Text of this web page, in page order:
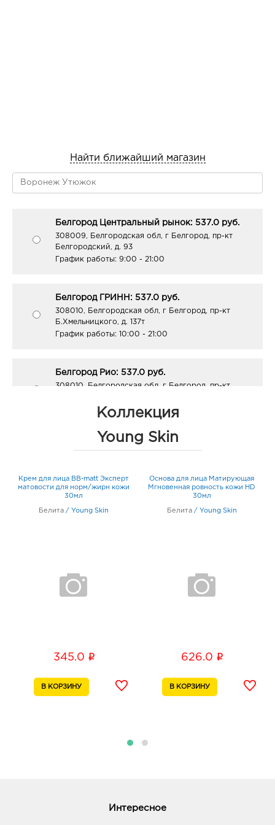
Найти ближайший магазин
Белгород Центральный рынок: 537.0 руб.
308009, Белгородская обл, г Белгород, пр-кт
Белгородский, д. 93
График работы: 9:00 - 21:00
Белгород ГРИНН: 537.0 руб.
308010, Белгородская обл, г Белгород, пр-кт
Б.Хмельницкого, д. 137т
График работы: 10:00 - 21:00
Белгород Рио: 537.0 руб.
308010, Белгородская обл, г Белгород, пр-кт
График работы:10:00 - 21:00
График работы:
10:00 - 21:00
Белгород Маяк: 537.0 руб.
394074, Воронежская обл, г Воронеж, ул
Ростовская, д. 58/24
Воронеж Тенистый: 537.0 руб.
Коллекция
Young Skin
Крем для лица ВВ-matt Эксперт
матовости для норм/жирн кожи
30мл
Белита / Young Skin
345.0 i
Основа для лица Матирующая
Мгновенная ровность кожи HD
30мл
Белита / Young Skin
626.0 i
Интересное